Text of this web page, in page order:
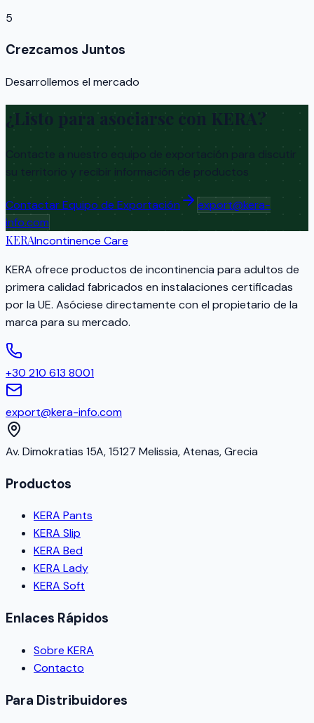
5
Crezcamos Juntos
Desarrollemos el mercado
¿Listo para asociarse con KERA?
Contacte a nuestro equipo de exportación para discutir
su territorio y recibir información de productos
Contactar Equipo de Exportación
export@kera-
info.com
KERAIncontinence Care
KERA ofrece productos de incontinencia para adultos de
primera calidad fabricados en instalaciones certificadas
por la UE. Asóciese directamente con el propietario de la
marca para su mercado.
+30 210 613 8001
export@kera-info.com
Av. Dimokratias 15A, 15127 Melissia, Atenas, Grecia
Productos
KERA Pants
KERA Slip
KERA Bed
KERA Lady
KERA Soft
Enlaces Rápidos
Sobre KERA
Contacto
Para Distribuidores